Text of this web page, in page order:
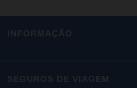
INFORMAÇÃO
SEGUROS DE VIAGEM